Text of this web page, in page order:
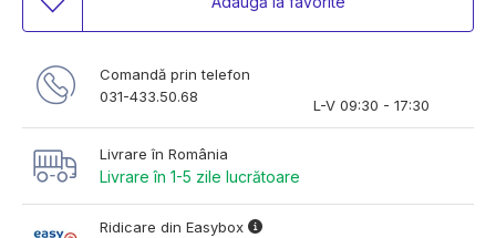
Comandă prin telefon
031-433.50.68
L-V 09:30 - 17:30
Livrare în România
Livrare în 1-5 zile lucrătoare
Ridicare din Easybox